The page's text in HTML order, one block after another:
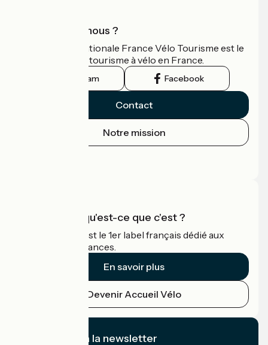
Qui sommes-nous ?
L'association nationale France Vélo Tourisme est le
guide officiel du tourisme à vélo en France.
Instagram Facebook
Contact
Notre mission
Accueil Vélo qu'est-ce que c'est ?
Accueil Vélo c'est le 1er label français dédié aux
cyclistes en vacances.
En savoir plus
Devenir Accueil Vélo
Je m'abonne à la newsletter